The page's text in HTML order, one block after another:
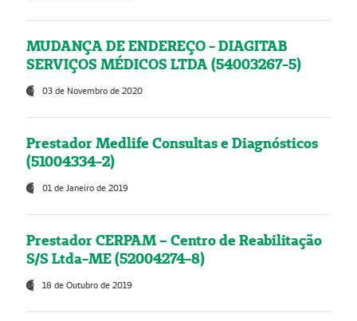
MUDANÇA DE ENDEREÇO - DIAGITAB
SERVIÇOS MÉDICOS LTDA (54003267-5)
03 de Novembro de 2020
Prestador Medlife Consultas e Diagnósticos
(51004334-2)
01 de Janeiro de 2019
Prestador CERPAM – Centro de Reabilitação
S/S Ltda-ME (52004274-8)
18 de Outubro de 2019